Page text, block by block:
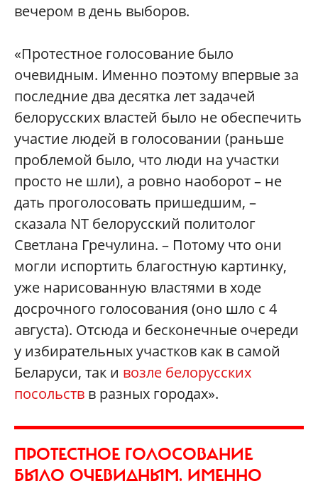
вечером в день выборов.
«Протестное голосование было
очевидным. Именно поэтому впервые за
последние два десятка лет задачей
белорусских властей было не обеспечить
участие людей в голосовании (раньше
проблемой было, что люди на участки
просто не шли), а ровно наоборот – не
дать проголосовать пришедшим, –
сказала NT белорусский политолог
Светлана Гречулина. – Потому что они
могли испортить благостную картинку,
уже нарисованную властями в ходе
досрочного голосования (оно шло с 4
августа). Отсюда и бесконечные очереди
у избирательных участков как в самой
Беларуси, так и возле белорусских
посольств в разных городах».
ПРОТЕСТНОЕ ГОЛОСОВАНИЕ
БЫЛО ОЧЕВИДНЫМ. ИМЕННО